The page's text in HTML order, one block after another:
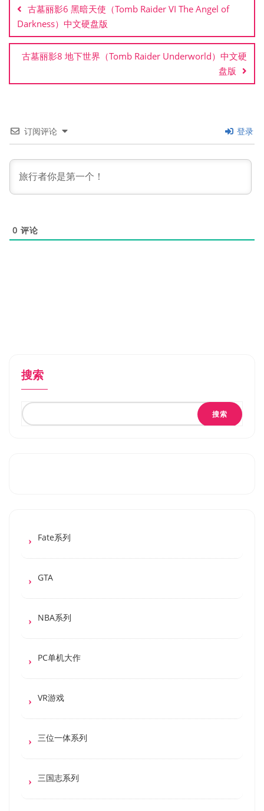
导
航
古墓丽影6 黑暗天使（Tomb Raider VI The Angel of
Darkness）中文硬盘版
古墓丽影8 地下世界（Tomb Raider Underworld）中文硬
盘版
订阅评论 登录
0 评论
搜索
搜索
Fate系列
GTA
NBA系列
PC单机大作
VR游戏
三位一体系列
三国志系列